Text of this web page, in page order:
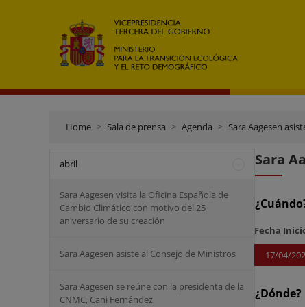
Home Sala de prensa Agenda Sara Aagesen
abril
Sara Aagesen visita la Oficina Española de
Cambio Climático con motivo del 25
aniversario de su creación
Sara Aagesen asiste al Consejo de Ministros
Sara Aagesen se reúne con la presidenta de la
CNMC, Cani Fernández
Sara
Fecha
17/04/
¿Dónde?